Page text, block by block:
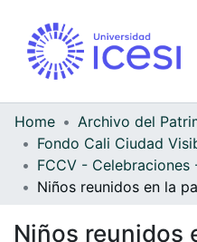
Home
Fondo Cali Ciudad
Niños reunidos